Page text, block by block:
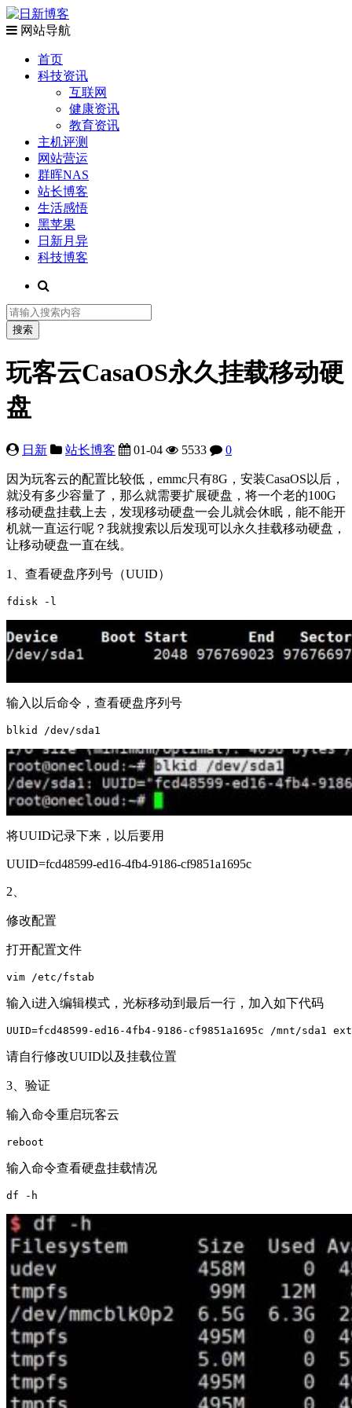
网站导航
首页
科技资讯
互联网
健康资讯
教育资讯
主机评测
网站营运
群晖NAS
站长博客
生活感悟
黑苹果
日新月异
科技博客
玩客云CasaOS永久挂载移动硬
盘
日新 站长博客 01-04 5533 0
因为玩客云的配置比较低，emmc只有8G，安装CasaOS以后，
就没有多少容量了，那么就需要扩展硬盘，将一个老的100G
移动硬盘挂载上去，发现移动硬盘一会儿就会休眠，能不能开
机就一直运行呢？我就搜索以后发现可以永久挂载移动硬盘，
让移动硬盘一直在线。
1、查看硬盘序列号（UUID）
fdisk -l
输入以后命令，查看硬盘序列号
blkid /dev/sda1
将UUID记录下来，以后要用
UUID=fcd48599-ed16-4fb4-9186-cf9851a1695c
2、
修改配置
打开配置文件
vim /etc/fstab
输入i进入编辑模式，光标移动到最后一行，加入如下代码
UUID=fcd48599-ed16-4fb4-9186-cf9851a1695c /mnt/sda1
请自行修改UUID以及挂载位置
3、验证
输入命令重启玩客云
reboot
输入命令查看硬盘挂载情况
df -h